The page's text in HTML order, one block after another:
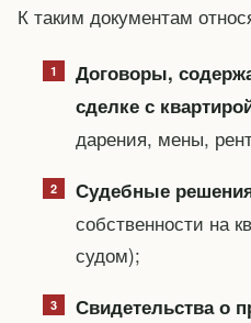
К таким документам
Договоры,
сделке с
дарения, мены,
Судебные
собственности на
судом);
Свидетельства о